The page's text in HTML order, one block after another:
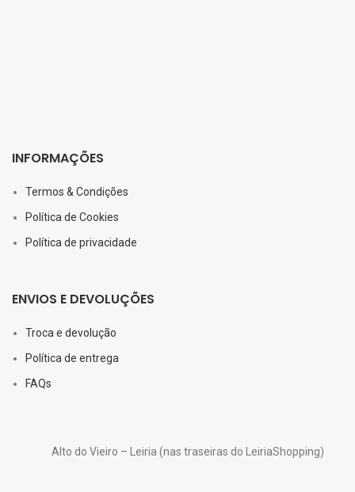
INFORMAÇÕES
Termos & Condições
Política de Cookies
Política de privacidade
ENVIOS E DEVOLUÇÕES
Troca e devolução
Política de entrega
FAQs
Alto do Vieiro – Leiria (nas traseiras do LeiriaShopping)